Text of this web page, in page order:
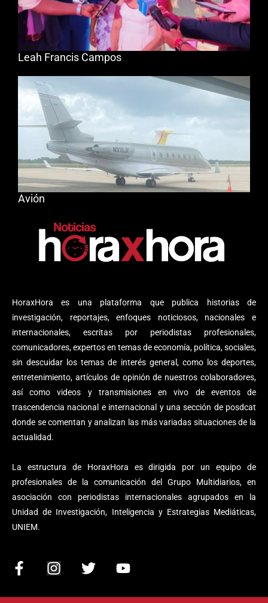
HoraxHora es una plataforma que publica historias de
investigación, reportajes, enfoques noticiosos, nacionales e
internacionales, escritas por periodistas profesionales,
comunicadores, expertos en temas de economía, política, sociales,
sin descuidar los temas de interés general, como los deportes,
entretenimiento, artículos de opinión de nuestros colaboradores,
así como videos y transmisiones en vivo de eventos de
trascendencia nacional e internacional y una sección de posdcat
donde se comentan y analizan las más variadas situaciones de la
actualidad.
La estructura de HoraxHora es dirigida por un equipo de
profesionales de la comunicación del Grupo Multidiarios, en
asociación con periodistas internacionales agrupados en la
Unidad de Investigación, Inteligencia y Estrategias Mediáticas,
UNIEM.
F
c
I
s
T
i
Y
u
Leah Francis Campos
Avión